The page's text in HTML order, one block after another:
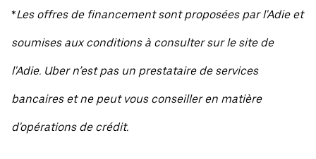
*Les offres de financement sont proposées par l'Adie et
soumises aux conditions à consulter sur le site de
l'Adie. Uber n’est pas un prestataire de services
bancaires et ne peut vous conseiller en matière
d'opérations de crédit.